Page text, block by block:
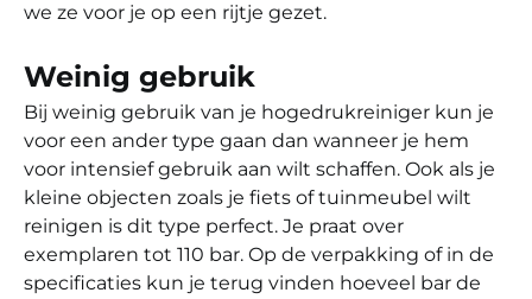
we ze voor je op een rijtje gezet.
Weinig gebruik
Bij weinig gebruik van je hogedrukreiniger kun je
voor een ander type gaan dan wanneer je hem
voor intensief gebruik aan wilt schaffen. Ook als je
kleine objecten zoals je fiets of tuinmeubel wilt
reinigen is dit type perfect. Je praat over
exemplaren tot 110 bar. Op de verpakking of in de
specificaties kun je terug vinden hoeveel bar de